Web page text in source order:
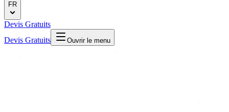
FR
Devis Gratuits
Devis Gratuits
Ouvrir le menu